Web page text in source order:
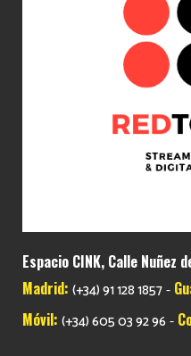
Espacio CINK, Calle Nuñez
Madrid: (+34) 91 128 1857-
Móvil: (+34) 605 03 92 96 -